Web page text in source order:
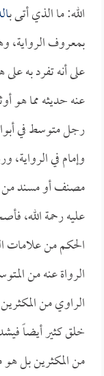
الله: ما الذي أتى ب
بمعروف الرواية،
على أنه تفرد به
عنه حديثه مما هو
رجل متوسط في
وإمام في الرواية،
مصنف أو مسند من
عليه رحمة الله،
الحكم من علامات
الرواة عنه من
الراوي من
خلق كثير أيضاً
من المكثرين بل